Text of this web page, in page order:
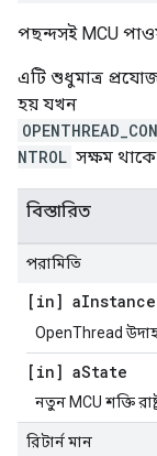
পছন্দসই MCU
এটি শুধুমাত্র
হয় যখন
NTROL সক্ষম
বিস্তারিত
পরামিতি
[in] aInstance
OpenThread
[in] aState
নতুন MCU শক্তি
রিটার্ন মান